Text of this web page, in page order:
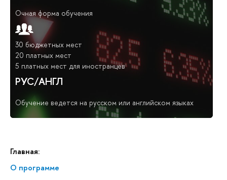
Главная:
О программе
Очная форма обучения
30 бюджетных мест
20 платных мест
5 платных мест для иностранцев
РУС/АНГЛ
Обучение ведется на русском или английском языках